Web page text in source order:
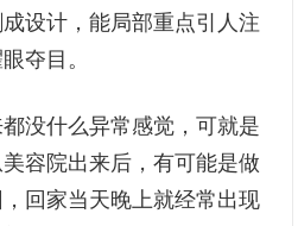
设计，能局部重点引人注
夺目。
没什么异常感觉，可就是
容院出来后，有可能是做
回家当天晚上就经常出现